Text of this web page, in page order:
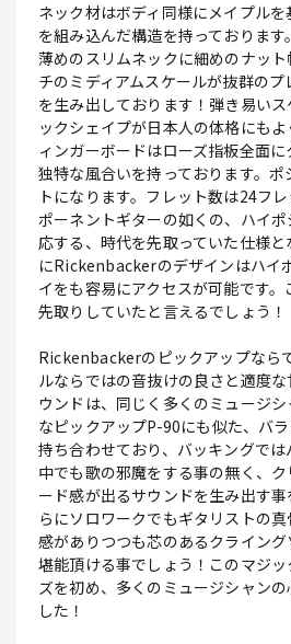
ネック材はボディ同様にメイプル
を組み込んだ構造を持っております。
薄めのスリムネックに細めのナッ
チのミディアムスケールが抜群の
を生み出しております！弾き易い
ックシェイプが日本人の体格にも
ィンガーボードはローズ指板全面
独特な風合いを持っております。
トになります。フレット数は24フ
ポーネントギターの如くの、ハイ
応する、時代を先取っていた仕様
にRickenbackerのデザインはハイ
イをも容易にアクセスが可能です
先取りしていたと言えるでしょう！
Rickenbackerのピックアップなら
ルならではの音抜けの良さと適度
ウンドは、同じく多くのミュージ
なピックアップP-90にも似た、バ
持ち合わせており、バッキングで
中でも歌の邪魔をする事の無く、
ード感が出るサウンドを生み出す
らにソロワークでもギタリストの
感がありつつも芯のあるクライン
堪能頂ける事でしょう！このマジ
ズを初め、多くのミュージシャン
した！